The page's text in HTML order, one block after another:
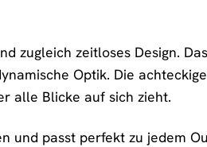
zugleich zeitloses Design.
Optik. Die
alle Blicke auf sich zieht.
und passt perfekt zu jedem